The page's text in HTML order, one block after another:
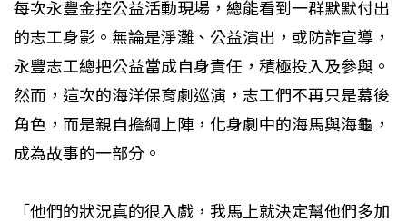
每次永豐金控公益活動現場，總能看到一群默默付出
的志工身影。無論是淨灘、公益演出，或防詐宣導，
永豐志工總把公益當成自身責任，積極投入及參與。
然而，這次的海洋保育劇巡演，志工們不再只是幕後
角色，而是親自擔綱上陣，化身劇中的海馬與海龜，
成為故事的一部分。
「他們的狀況真的很入戲，我馬上就決定幫他們多加